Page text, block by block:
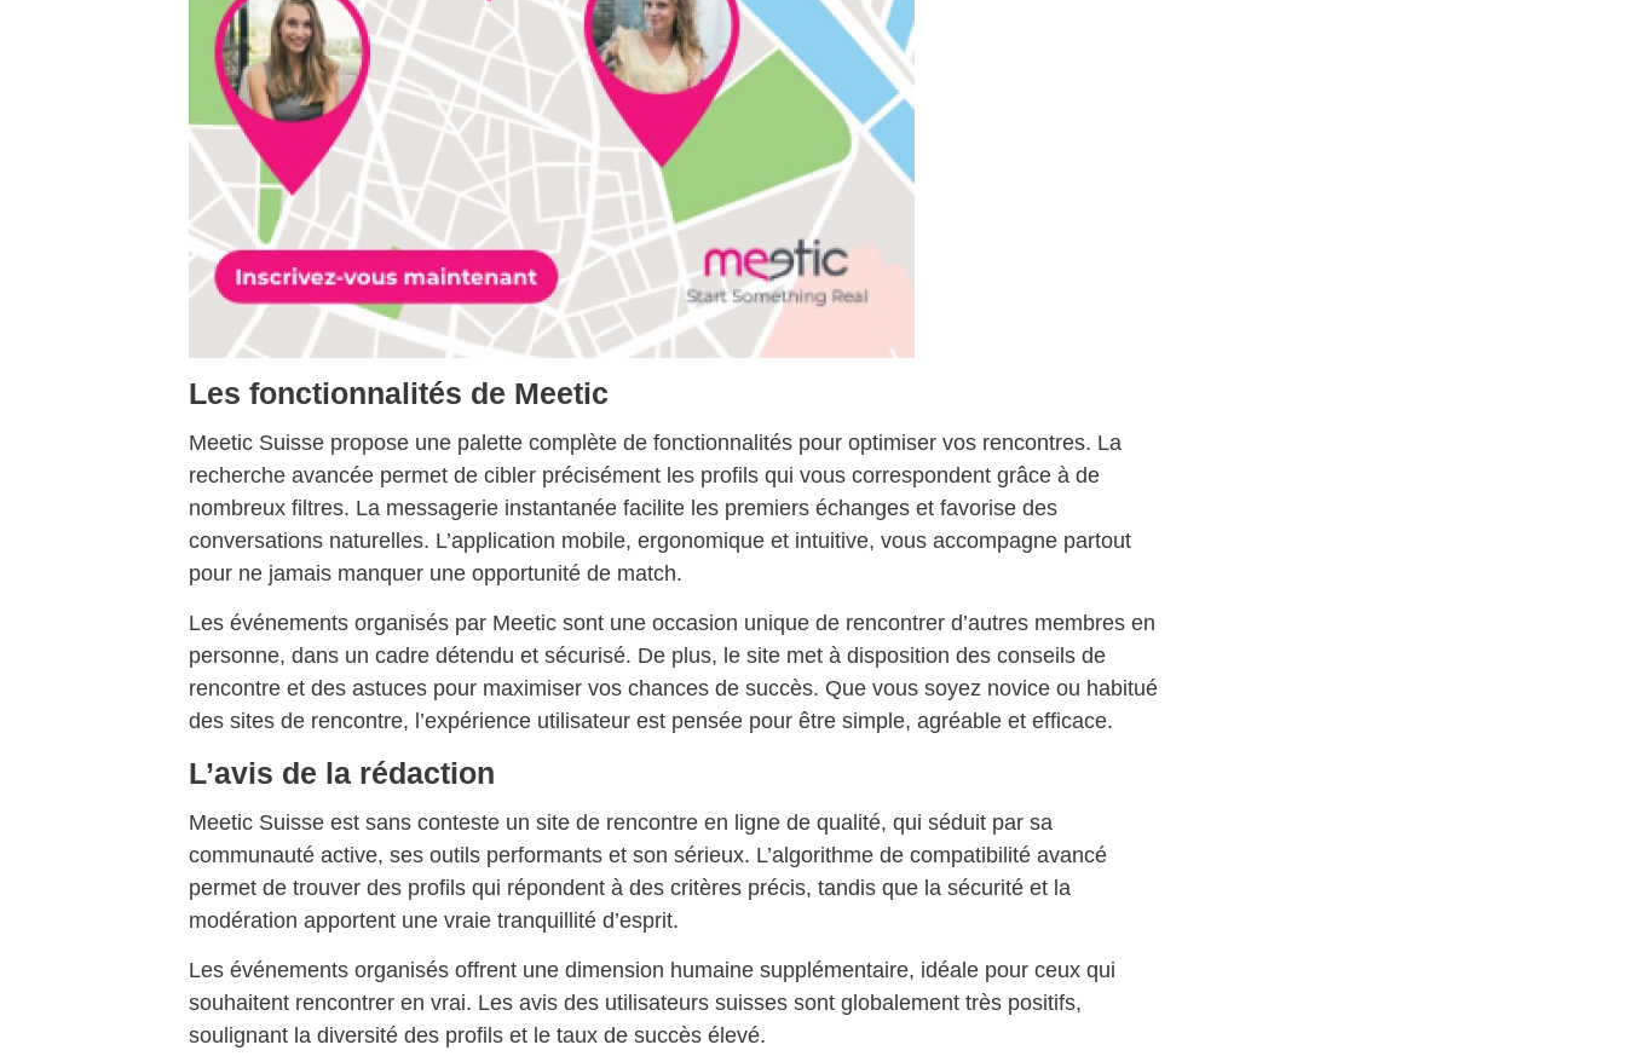
Les fonctionnalités de Meetic
Meetic Suisse propose une palette complète de fonctionnalités pour optimiser vos rencontres. La
recherche avancée permet de cibler précisément les profils qui vous correspondent grâce à de
nombreux filtres. La messagerie instantanée facilite les premiers échanges et favorise des
conversations naturelles. L’application mobile, ergonomique et intuitive, vous accompagne partout
pour ne jamais manquer une opportunité de match.
Les événements organisés par Meetic sont une occasion unique de rencontrer d’autres membres en
personne, dans un cadre détendu et sécurisé. De plus, le site met à disposition des conseils de
rencontre et des astuces pour maximiser vos chances de succès. Que vous soyez novice ou habitué
des sites de rencontre, l’expérience utilisateur est pensée pour être simple, agréable et efficace.
L’avis de la rédaction
Meetic Suisse est sans conteste un site de rencontre en ligne de qualité, qui séduit par sa
communauté active, ses outils performants et son sérieux. L’algorithme de compatibilité avancé
permet de trouver des profils qui répondent à des critères précis, tandis que la sécurité et la
modération apportent une vraie tranquillité d’esprit.
Les événements organisés offrent une dimension humaine supplémentaire, idéale pour ceux qui
souhaitent rencontrer en vrai. Les avis des utilisateurs suisses sont globalement très positifs,
soulignant la diversité des profils et le taux de succès élevé.